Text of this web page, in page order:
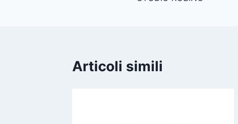
articoli
Articoli simili